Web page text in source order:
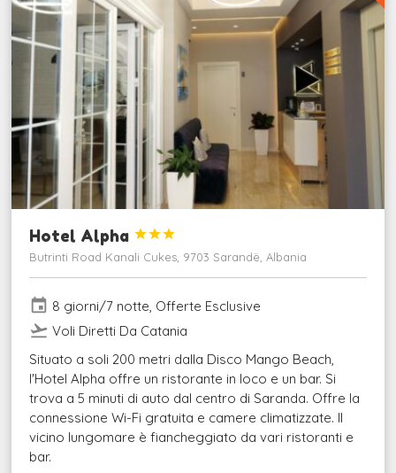
Hotel Alpha 


Butrinti Road Kanali Cukes, 9703 Sarandë, Albania
event 8 giorni/7 notte, Offerte Esclusive
flight_takeoff Voli Diretti Da Catania
Situato a soli 200 metri dalla Disco Mango Beach,
l'Hotel Alpha offre un ristorante in loco e un bar. Si
trova a 5 minuti di auto dal centro di Saranda. Offre la
connessione Wi-Fi gratuita e camere climatizzate. Il
vicino lungomare è fiancheggiato da vari ristoranti e
bar.